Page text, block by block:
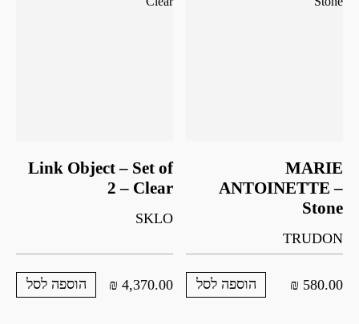
MARIE
ANTOINETTE –
Stone
TRUDON
580.00
₪ הוספה לסל
Link Object – Set of
2 – Clear
SKLO
4,370.00
₪ הוספה לסל